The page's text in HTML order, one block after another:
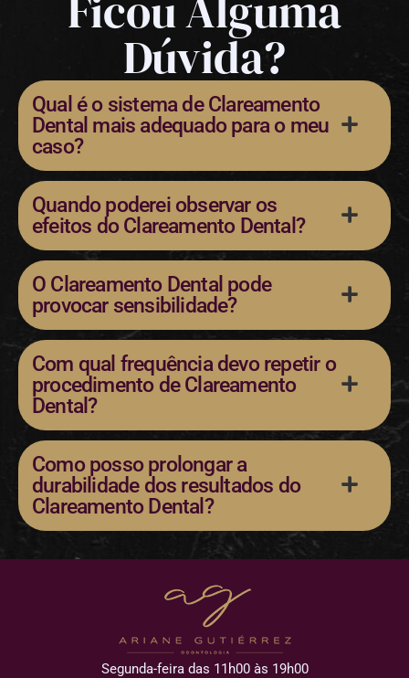
Dúvida?
Qual é o sistema de Clareamento
Dental mais adequado para o meu
caso?
Quando poderei observar os
efeitos do Clareamento Dental?
O Clareamento Dental pode
provocar sensibilidade?
Com qual frequência devo repetir o
procedimento de Clareamento
Dental?
Como posso prolongar a
durabilidade dos resultados do
Clareamento Dental?
Segunda-feira das 11h00 às 19h00